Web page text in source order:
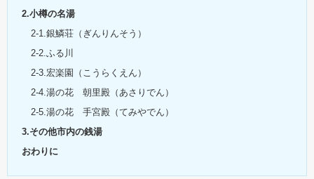
2.小樽の名湯
2-1.銀鱗荘（ぎんりんそう）
2-2.ふる川
2-3.宏楽園（こうらくえん）
2-4.湯の花 朝里殿（あさりでん）
2-5.湯の花 手宮殿（てみやでん）
3.その他市内の銭湯
おわりに